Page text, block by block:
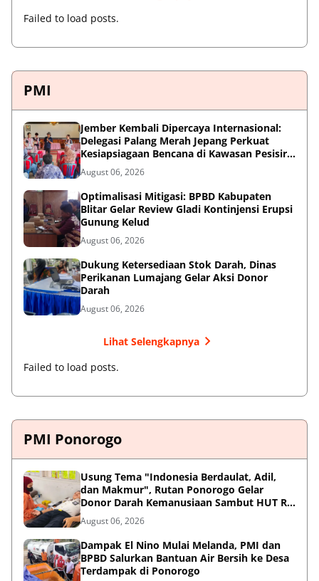
Failed to load posts.
PMI
Jember Kembali Dipercaya Internasional:
Delegasi Palang Merah Jepang Perkuat
Kesiapsiagaan Bencana di Kawasan Pesisir
dan Sekolah
August 06, 2026
Optimalisasi Mitigasi: BPBD Kabupaten
Blitar Gelar Review Gladi Kontinjensi Erupsi
Gunung Kelud
August 06, 2026
Dukung Ketersediaan Stok Darah, Dinas
Perikanan Lumajang Gelar Aksi Donor
Darah
August 06, 2026
Lihat Selengkapnya
Failed to load posts.
PMI Ponorogo
Usung Tema "Indonesia Berdaulat, Adil,
dan Makmur", Rutan Ponorogo Gelar
Donor Darah Kemanusiaan Sambut HUT RI
ke-81
August 06, 2026
Dampak El Nino Mulai Melanda, PMI dan
BPBD Salurkan Bantuan Air Bersih ke Desa
Terdampak di Ponorogo